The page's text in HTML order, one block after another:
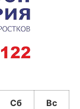
Сб Вс